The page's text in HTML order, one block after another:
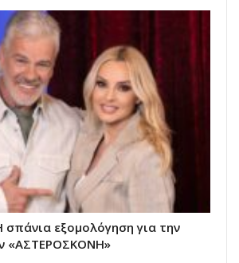
σπάνια εξομολόγηση για την
«ΑΣΤΕΡΟΣΚΟΝΗ»